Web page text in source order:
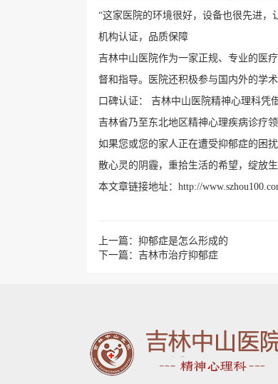
“这家医院的环境很好，设备也很先进，
机构认证，品质保障
吉林中山医院作为一家正规、专业的医
督和指导。医院还积极参与国内外的学
口碑认证： 吉林中山医院精神心理科凭
吉林省乃至东北地区精神心理疾病诊疗领
如果您或您的家人正在遭受抑郁症的困
散心灵的阴霾，重拾生活的希望，绽放生
本文章链接地址： http://
上一篇： 抑郁症是怎么形成的
下一篇： 吉林市治疗抑郁症